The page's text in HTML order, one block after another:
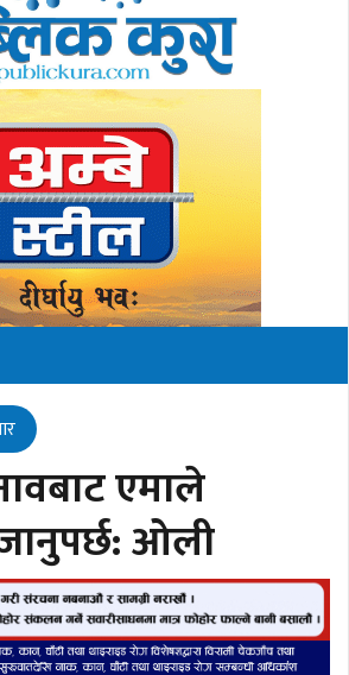
एमाले
ओली